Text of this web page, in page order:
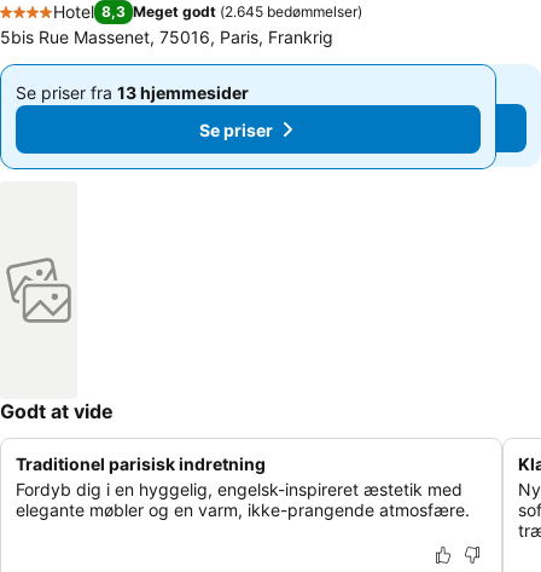
4 Stjerner
Hotel 8,3 Meget godt (2.645 bedømmelser)
5bis Rue Massenet, 75016, Paris, Frankrig
Se priser fra 13 hjemmesider
Af
Se priser
Se priser fra 13 hjemmesider
Af
1.466 kr. Se priser
Godt at vide
Traditionel parisisk indretning
Fordyb dig i en hyggelig, engelsk-inspireret æstetik med
elegante møbler og en varm, ikke-prangende atmosfære.